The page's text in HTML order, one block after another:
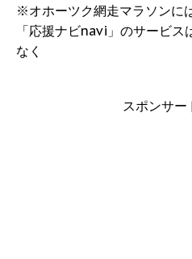
※オホーツク網走マラソンに
「応援ナビnavi」のサービ
なく
スポンサー